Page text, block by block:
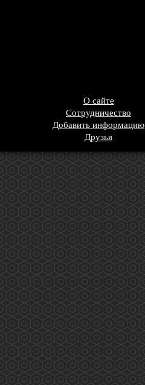
О сайте
Сотрудничество
Добавить информацию
Друзья